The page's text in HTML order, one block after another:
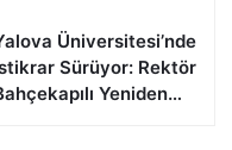
Üniversitesi’nde
Sürüyor: Rektör
Yeniden